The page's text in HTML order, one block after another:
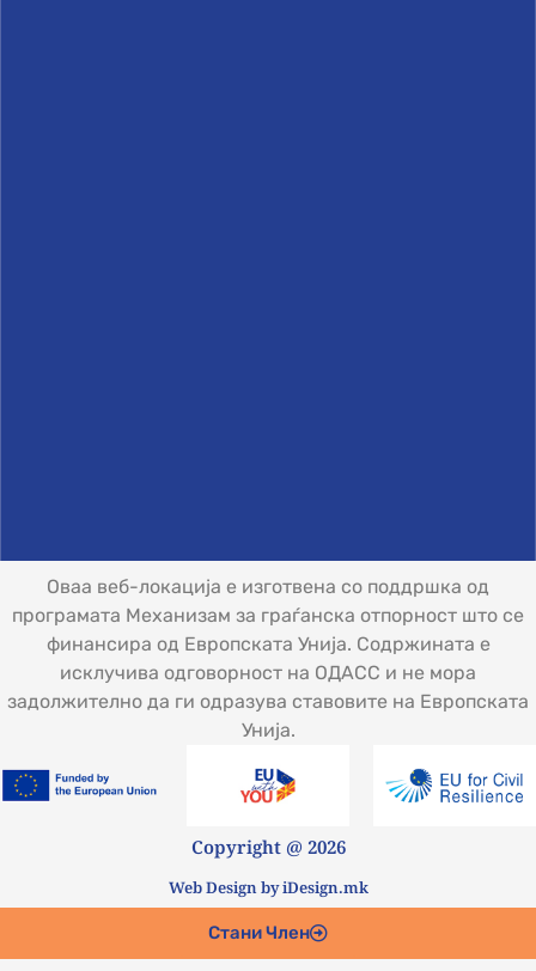
Оваа веб-локација е изготвена со поддршка од
програмата Механизам за граѓанска отпорност што се
финансира од Европската Унија. Содржината е
исклучива одговорност на ОДАСС и не мора
задолжително да ги одразува ставовите на Европската
Унија.
Copyright @ 2026
Web Design by iDesign.mk
Стани Член